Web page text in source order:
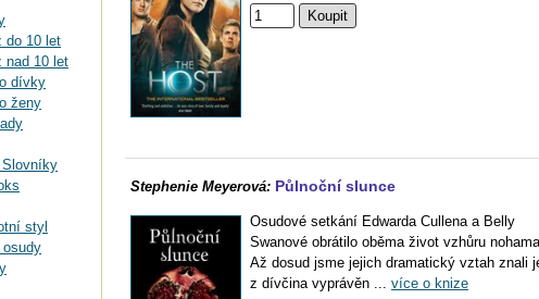
do 10 let
nad 10 let
dívky
ženy
Slovníky
styl
Stephenie Meyerová: Půlnoční slunce
Osudové setkání Edwarda Cullena a Belly
Swanové obrátilo oběma život vzhůru
Až dosud jsme jejich dramatický vztah znali
z dívčina vyprávěn ... více o knize